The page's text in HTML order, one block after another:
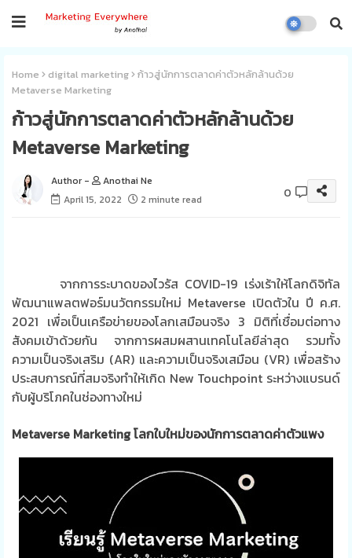
Home digital marketing ก้าวสู่นักการตลาดค่าตัวหลักล้านด้วย
Metaverse Marketing
ก้าวสู่นักการตลาดค่าตัวหลักล้านด้วย
Metaverse Marketing
Anothai Ne
April 15, 2022
2 minute read 0
จากการระบาดของไวรัส COVID-19 เร่งเร้าให้โลกดิจิทัล
พัฒนาแพลตฟอร์มนวัตกรรมใหม่ Metaverse เปิดตัวใน ปี ค.ศ.
2021 เพื่อเป็นเครือข่ายของโลกเสมือนจริง 3 มิติที่เชื่อมต่อทาง
สังคมเข้าด้วยกัน จากการผสมผสานเทคโนโลยีล่าสุด รวมทั้ง
ความเป็นจริงเสริม (AR) และความเป็นจริงเสมือน (VR) เพื่อสร้าง
ประสบการณ์ที่สมจริงทำให้เกิด New Touchpoint ระหว่างแบรนด์
กับผู้บริโภคในช่องทางใหม่
Metaverse Marketing โลกใบใหม่ของนักการตลาดค่าตัวแพง